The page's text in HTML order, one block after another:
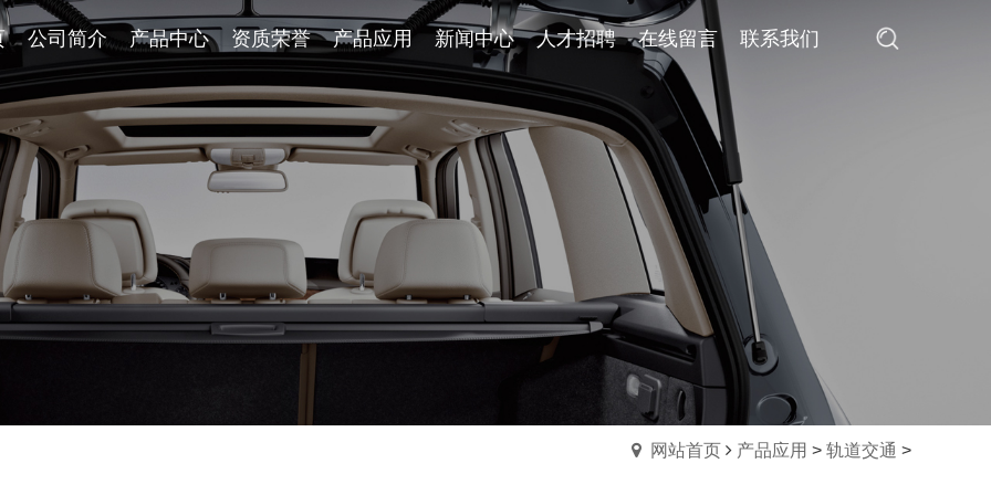
公司简介 产品中心 资质荣誉 产品应用 新闻中心 人才招聘 在线留言 联系我们
公司简介 产品中心 资质荣誉 产品应用 新闻中心 人才招聘 在线留言 联系我们
网站首页 产品应用 > 轨道交通 >